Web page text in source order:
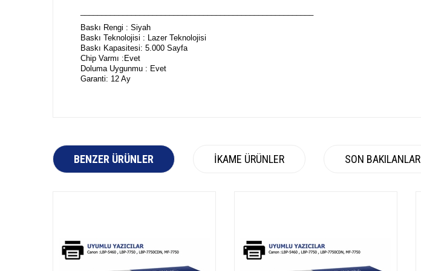
Baskı Rengi : Siyah
Baskı Teknolojisi : Lazer Teknolojisi
Baskı Kapasitesi: 5.000 Sayfa
Chip Varmı :Evet
Doluma Uygunmu : Evet
Garanti: 12 Ay
BENZER ÜRÜNLER İKAME ÜRÜNLER SON BAKILANLAR